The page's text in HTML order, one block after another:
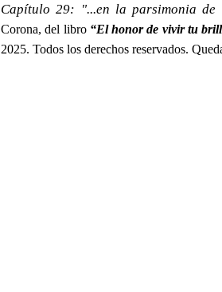
Capítulo 29: "...en la parsimonia de
Corona, del libro “El honor de vivir tu
2025. Todos los derechos reservados.